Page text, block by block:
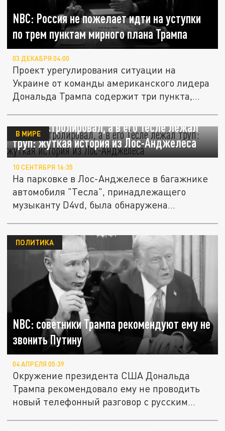
NBC: Россия не пожелает идти на уступки
по трем пунктам мирного плана Трампа
03 ДЕКАБРЯ 04:00
Проект урегулирования ситуации на
Украине от команды американского лидера
Дональда Трампа содержит три пункта,...
D4vd гастролировал, а в его Тесле лежал
труп: жуткая история из Лос-Анджелеса
В МИРЕ
10 СЕНТЯБРЯ 16:35
На парковке в Лос-Анджелесе в багажнике
автомобиля "Тесла", принадлежащего
музыканту D4vd, была обнаружена...
NBC: советники Трампа рекомендуют ему не
звонить Путину
ПОЛИТИКА
04 АПРЕЛЯ 05:39
Окружение президента США Дональда
Трампа рекомендовало ему не проводить
новый телефонный разговор с русским...